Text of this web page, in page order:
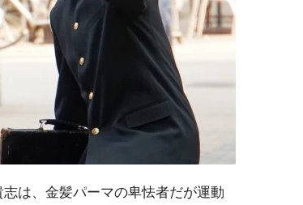
は、金髪パーマの卑怯者だが運動